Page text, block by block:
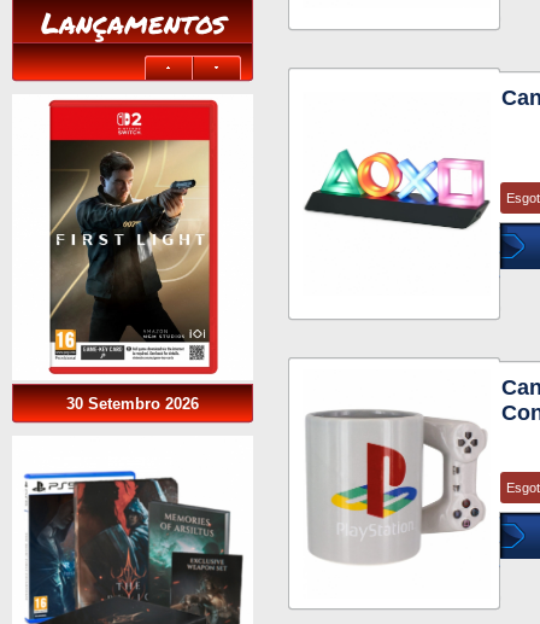
Lançamentos
30 Setembro 2026